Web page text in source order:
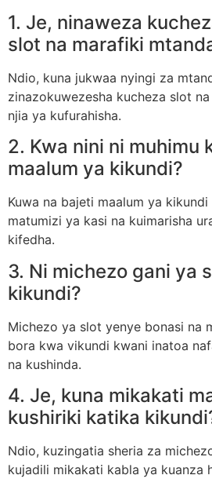
1. Je, ninaweza
slot na marafiki
Ndio, kuna jukwaa nyingi za
zinazokuwezesha kucheza slot
njia ya kufurahisha.
2. Kwa nini ni muhimu
maalum ya kikundi?
Kuwa na bajeti maalum ya
matumizi ya kasi na kuimarisha
kifedha.
3. Ni michezo gani ya
kikundi?
Michezo ya slot yenye bonasi na
bora kwa vikundi kwani inatoa
na kushinda.
4. Je, kuna mikakati
kushiriki katika
Ndio, kuzingatia sheria za
kujadili mikakati kabla ya kuanza